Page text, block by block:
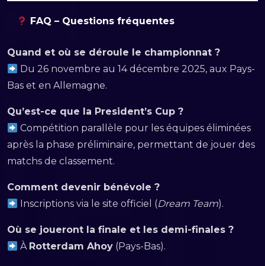
FAQ – Questions fréquentes
Quand et où se déroule le championnat ?
Du 26 novembre au 14 décembre 2025, aux Pays-
Bas et en Allemagne.
Qu’est-ce que la President’s Cup ?
Compétition parallèle pour les équipes éliminées
après la phase préliminaire, permettant de jouer des
matchs de classement.
Comment devenir bénévole ?
Inscriptions via le site officiel (Dream Team).
Où se joueront la finale et les demi-finales ?
À Rotterdam Ahoy (Pays-Bas).